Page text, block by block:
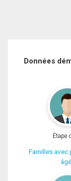
Données
Étape
Familles avec